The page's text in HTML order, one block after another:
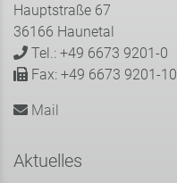
Hauptstraße 67
36166 Haunetal
Tel.: +49 6673 9201-0
Fax: +49 6673 9201-10
Mail
Aktuelles